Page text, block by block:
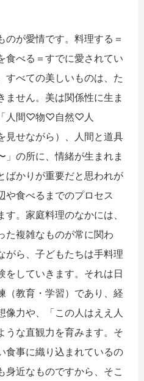
が愛情です。料理する＝
食べる＝すでに愛されてい
すべての美しいものは、た
ません。美は関係性に生ま
人間♡物♡自然♡人
見せながら）、人間と道具
」の所に、情緒が生まれま
ばかりが重要だと思われが
や食べるまでのプロセス
。家庭料理のなかには、
た複雑なものが常に関わ
がら、子どもたちは手料理
をしていきます。それは日
（教育・学習）であり、経
像力や、「この人はええ人
うな直観力を育みます。そ
食事に織り込まれているの
身近なものですから、そこ